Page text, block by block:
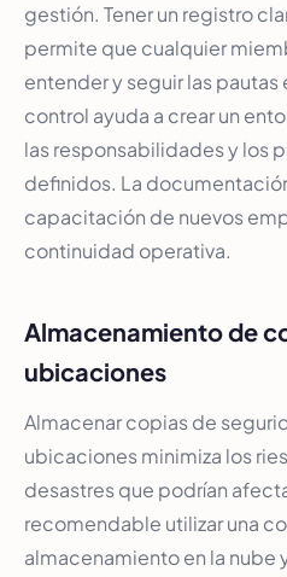
gestión. Tener un registro
permite que cualquier
entender y seguir las
control ayuda a crear un
las responsabilidades y los
definidos. La
capacitación de nuevos
continuidad operativa.
Almacenamiento de
ubicaciones
Almacenar copias de
ubicaciones minimiza los
desastres que podrían
recomendable utilizar una
almacenamiento en la nube